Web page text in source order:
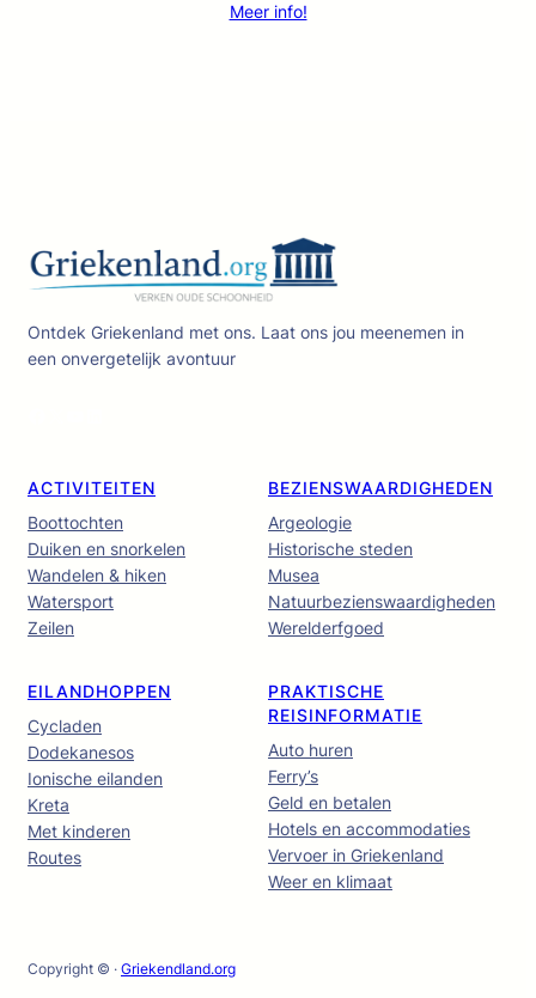
Meer info!
Ontdek Griekenland met ons. Laat ons jou meenemen in
een onvergetelijk avontuur
ACTIVITEITEN
Boottochten
Duiken en snorkelen
Wandelen & hiken
Watersport
Zeilen
BEZIENSWAARDIGHEDEN
Argeologie
Historische steden
Musea
Natuurbezienswaardigheden
Werelderfgoed
EILANDHOPPEN
Cycladen
Dodekanesos
Ionische eilanden
Kreta
Met kinderen
Routes
PRAKTISCHE
REISINFORMATIE
Auto huren
Ferry’s
Geld en betalen
Hotels en accommodaties
Vervoer in Griekenland
Weer en klimaat
Copyright © · Griekendland.org